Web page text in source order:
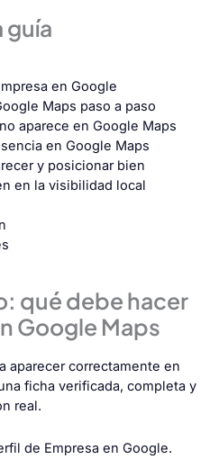
guía
en Google
Maps paso a paso
aparece en Google Maps
en Google Maps
y posicionar bien
en la visibilidad local
qué debe hacer
Google Maps
aparecer correctamente en
ficha verificada, completa y
real.
de Empresa en Google.